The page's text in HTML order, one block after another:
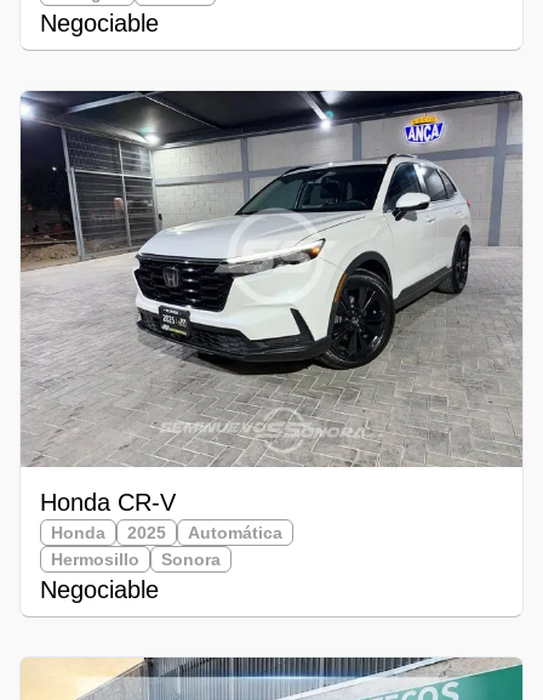
Negociable
Honda CR-V
Honda 2025
Automática
Hermosillo
Sonora
Negociable